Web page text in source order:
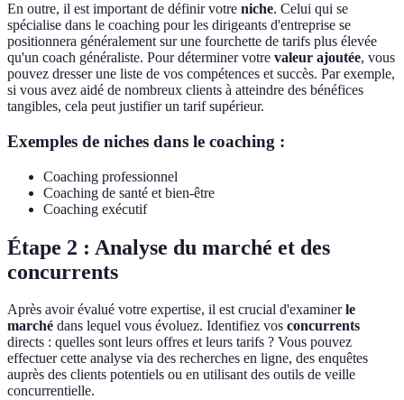
En outre, il est important de définir votre niche. Celui qui se
spécialise dans le coaching pour les dirigeants d'entreprise se
positionnera généralement sur une fourchette de tarifs plus élevée
qu'un coach généraliste. Pour déterminer votre valeur ajoutée, vous
pouvez dresser une liste de vos compétences et succès. Par exemple,
si vous avez aidé de nombreux clients à atteindre des bénéfices
tangibles, cela peut justifier un tarif supérieur.
Exemples de niches dans le coaching :
Coaching professionnel
Coaching de santé et bien-être
Coaching exécutif
Étape 2 : Analyse du marché et des
concurrents
Après avoir évalué votre expertise, il est crucial d'examinerle
marché dans lequel vous évoluez. Identifiez vos concurrents
directs : quelles sont leurs offres et leurs tarifs ? Vous pouvez
effectuer cette analyse via des recherches en ligne, des enquêtes
auprès des clients potentiels ou en utilisant des outils de veille
concurrentielle.